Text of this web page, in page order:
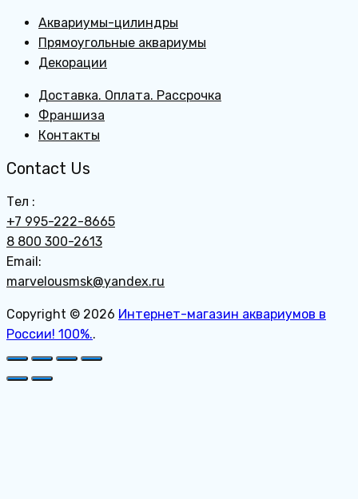
Аквариумы-цилиндры
Прямоугольные аквариумы
Декорации
Доставка. Оплата. Рассрочка
Франшиза
Контакты
Contact Us
Тел :
+7 995-222-8665
8 800 300-2613
Email:
marvelousmsk@yandex.ru
Copyright © 2026 Интернет-магазин аквариумов в
России! 100%..
Пролистать
наверх